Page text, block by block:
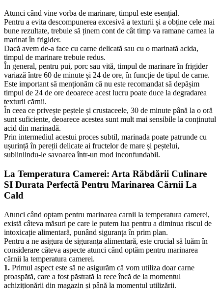
Atunci când vine vorba de marinare, timpul este esențial.
Pentru a evita descompunerea excesivă a texturii și a obține cele mai
bune rezultate, trebuie să ținem cont de cât timp va ramane carnea la
marinat în frigider.
Dacă avem de-a face cu carne delicată sau cu o marinată acida,
timpul de marinare trebuie redus.
În general, pentru pui, porc sau vită, timpul de marinare în frigider
variază între 60 de minute și 24 de ore, în funcție de tipul de carne.
Este important să menționăm că nu este recomandat să depășim
timpul de 24 de ore deoarece acest lucru poate duce la degradarea
texturii cărnii.
În ceea ce privește peștele și crustaceele, 30 de minute până la o oră
sunt suficiente, deoarece acestea sunt mult mai sensibile la conținutul
acid din marinadă.
Prin intermediul acestui proces subtil, marinada poate patrunde cu
ușurință în pereții delicate ai fructelor de mare și peștelui,
subliniindu-le savoarea într-un mod inconfundabil.
La Temperatura Camerei: Arta Răbdării Culinare
SI Durata Perfectă Pentru Marinarea Cărnii La
Cald
Atunci când optam pentru marinarea carnii la temperatura camerei,
există câteva măsuri pe care le putem lua pentru a diminua riscul de
intoxicație alimentară, punând siguranța în prim plan.
Pentru a ne asigura de siguranța alimentară, este crucial să luăm în
considerare câteva aspecte atunci când optăm pentru marinarea
cărnii la temperatura camerei.
1. Primul aspect este să ne asigurăm că vom utiliza doar carne
proaspătă, care a fost păstrată la rece încă de la momentul
achiziționării din magazin și până la momentul utilizării.